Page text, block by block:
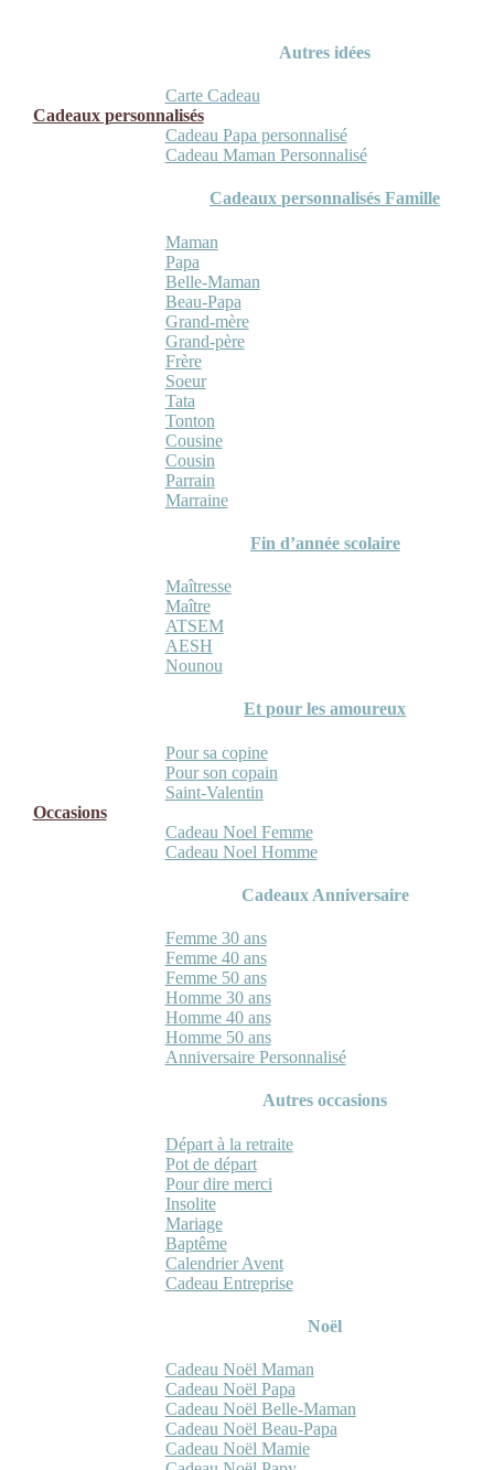
Autres idées
Carte Cadeau
Cadeaux personnalisés
Cadeau Papa personnalisé
Cadeau Maman Personnalisé
Cadeaux personnalisés Famille
Maman
Papa
Belle-Maman
Beau-Papa
Grand-mère
Grand-père
Frère
Soeur
Tata
Tonton
Cousine
Cousin
Parrain
Marraine
Fin d’année scolaire
Maîtresse
Maître
ATSEM
AESH
Nounou
Et pour les amoureux
Pour sa copine
Pour son copain
Saint-Valentin
Occasions
Cadeau Noel Femme
Cadeau Noel Homme
Cadeaux Anniversaire
Femme 30 ans
Femme 40 ans
Femme 50 ans
Homme 30 ans
Homme 40 ans
Homme 50 ans
Anniversaire Personnalisé
Autres occasions
Départ à la retraite
Pot de départ
Pour dire merci
Insolite
Mariage
Baptême
Calendrier Avent
Cadeau Entreprise
Noël
Cadeau Noël Maman
Cadeau Noël Papa
Cadeau Noël Belle-Maman
Cadeau Noël Beau-Papa
Cadeau Noël Mamie